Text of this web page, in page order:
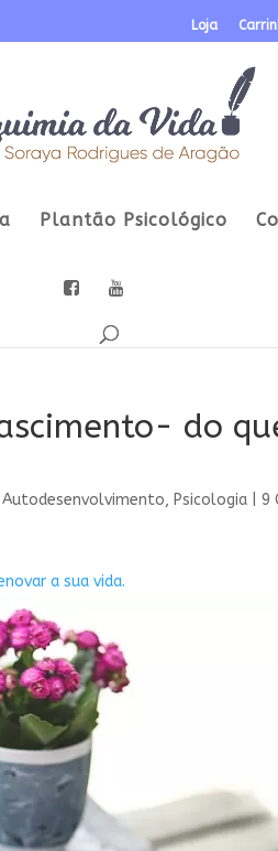
Loja
Plantão Psicológico
do
Autodesenvolvimento, Psicologia |9
a sua vida.